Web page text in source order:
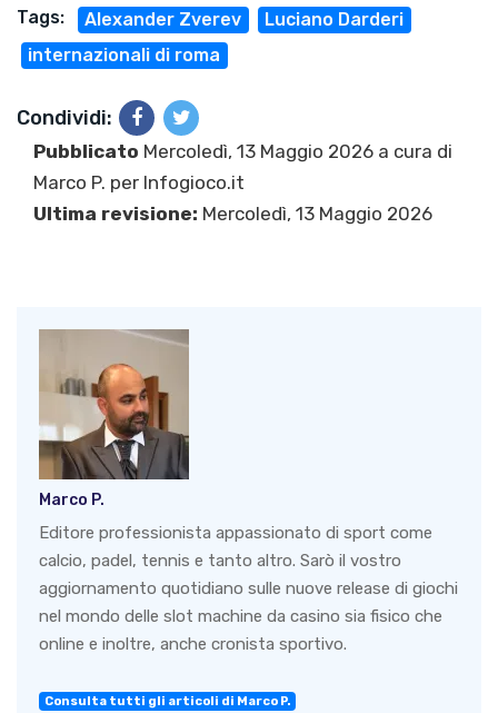
Tags: Alexander Zverev
Luciano Darderi
internazionali di roma
Condividi:
Pubblicato Mercoledì, 13 Maggio 2026 a cura di
Marco P. per Infogioco.it
Ultima revisione: Mercoledì, 13 Maggio 2026
Marco P.
Editore professionista appassionato di sport come
calcio, padel, tennis e tanto altro. Sarò il vostro
aggiornamento quotidiano sulle nuove release di giochi
nel mondo delle slot machine da casino sia fisico che
online e inoltre, anche cronista sportivo.
Consulta tutti gli articoli di Marco P.